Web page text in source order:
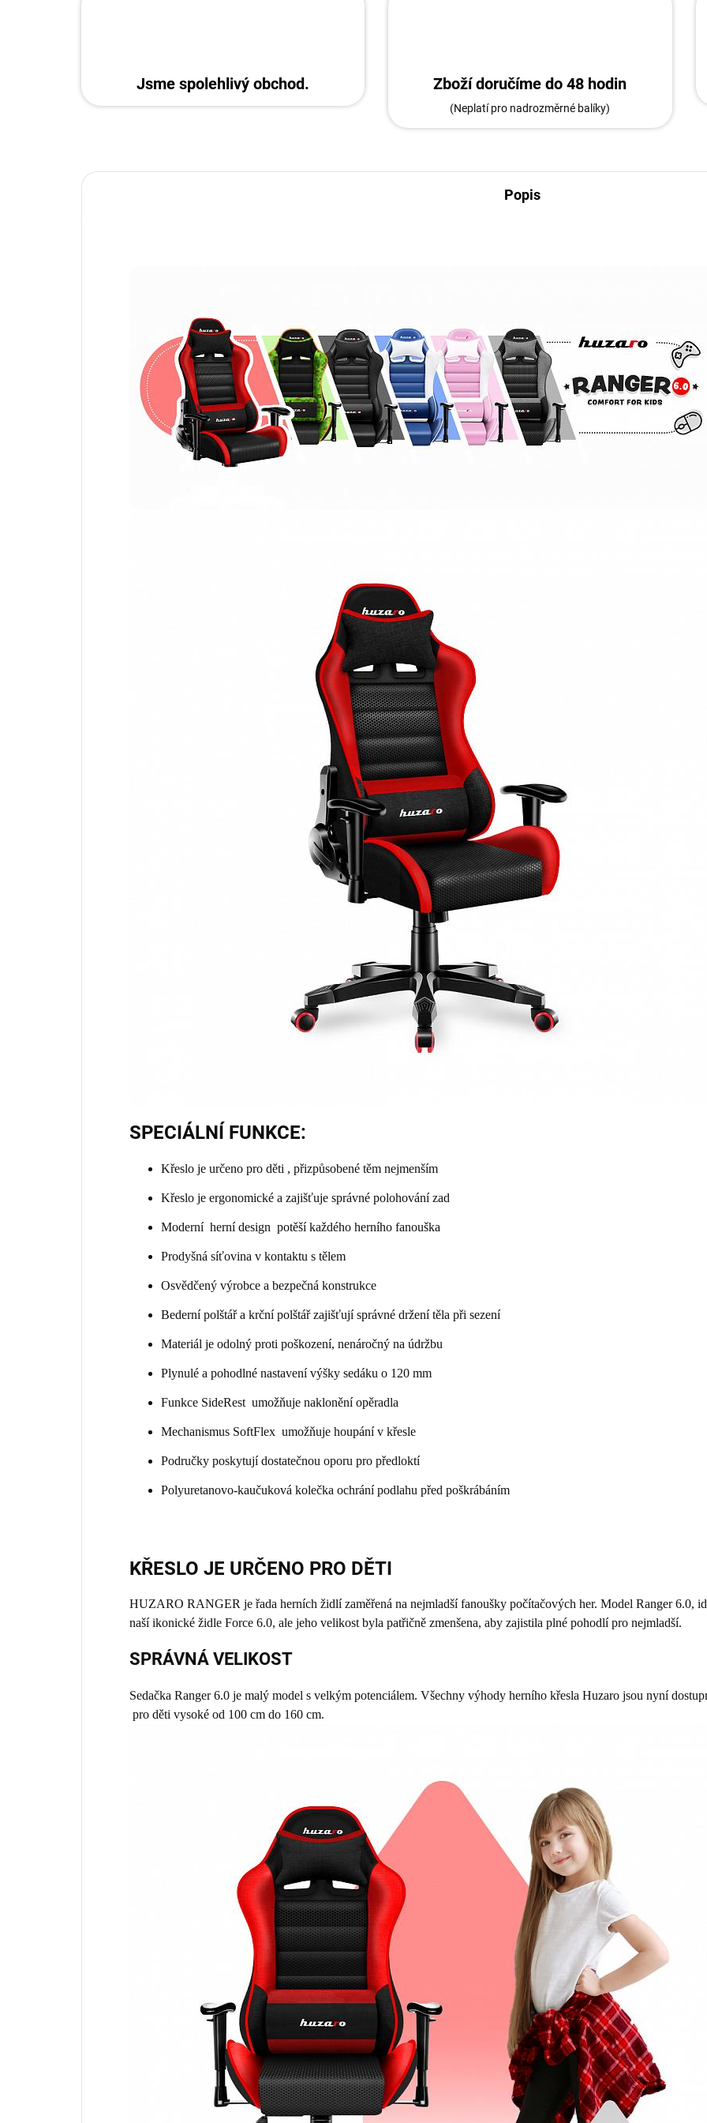
Jsme spolehlivý obchod. Zboží doručíme do 48 hodin
(Neplatí pro nadrozměrné balíky)
Popis
SPECIÁLNÍ FUNKCE:
Křeslo je určeno pro děti , přizpůsobené těm nejmenším
Křeslo je ergonomické a zajišťuje správné polohování zad
Moderní herní design potěší každého herního fanouška
Prodyšná síťovina v kontaktu s tělem
Osvědčený výrobce a bezpečná konstrukce
Bederní polštář a krční polštář zajišťují správné držení těla při sezení
Materiál je odolný proti poškození, nenáročný na údržbu
Plynulé a pohodlné nastavení výšky sedáku o 120 mm
Funkce SideRest umožňuje naklonění opěradla
Mechanismus SoftFlex umožňuje houpání v křesle
Područky poskytují dostatečnou oporu pro předloktí
Polyuretanovo-kaučuková kolečka ochrání podlahu před poškrábáním
KŘESLO JE URČENO PRO DĚTI
HUZARO RANGER je řada herních židlí zaměřená na nejmladší fanoušky počítačových her. Model Ranger 6.0,
naší ikonické židle Force 6.0, ale jeho velikost byla patřičně zmenšena, aby zajistila plné pohodlí pro nejmladší.
SPRÁVNÁ VELIKOST
Sedačka Ranger 6.0 je malý model s velkým potenciálem. Všechny výhody herního křesla Huzaro jsou nyní
pro děti vysoké od 100 cm do 160 cm.